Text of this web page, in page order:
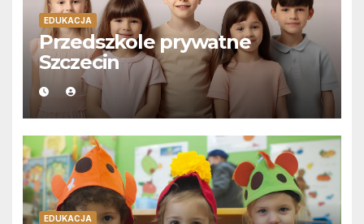
EDUKACJA
Przedszkole prywatne
Szczecin
EDUKACJA